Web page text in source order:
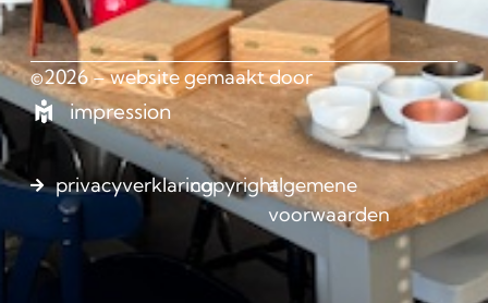
©2026 – website gemaakt door
impression
privacyverklaringcopyrightalgemene
voorwaarden